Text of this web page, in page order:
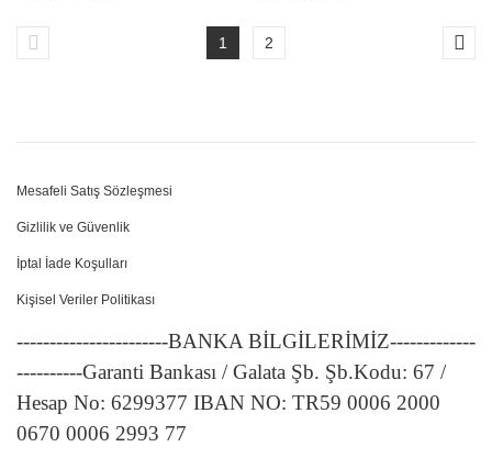
1 2
Mesafeli Satış Sözleşmesi
Gizlilik ve Güvenlik
İptal İade Koşulları
Kişisel Veriler Politikası
-----------------------BANKA BİLGİLERİMİZ-------------
----------Garanti Bankası / Galata Şb. Şb.Kodu: 67 /
Hesap No: 6299377 IBAN NO: TR59 0006 2000
0670 0006 2993 77